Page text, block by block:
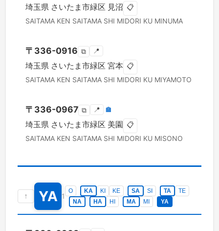
埼玉県 さいたま市緑区 見沼 📋
SAITAMA KEN SAITAMA SHI MIDORI KU MINUMA
〒 336-0916 ⧉ 📍
埼玉県 さいたま市緑区 宮本 📋
SAITAMA KEN SAITAMA SHI MIDORI KU MIYAMOTO
〒 336-0967 ⧉ 📍 🏣
埼玉県 さいたま市緑区 美園 📋
SAITAMA KEN SAITAMA SHI MIDORI KU MISONO
↑ YA 1
O KA KI KE SA SI TA
TE
NA
HA HI MA MI YA